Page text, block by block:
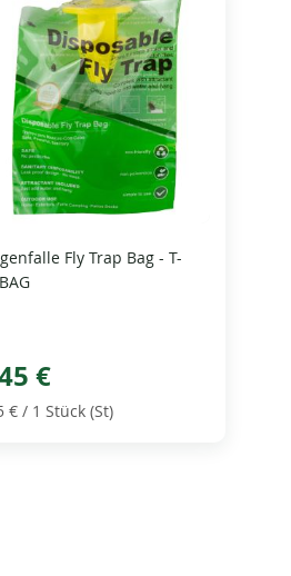
Fly Trap Bag - T-
€
€/ 1 Stück (St)